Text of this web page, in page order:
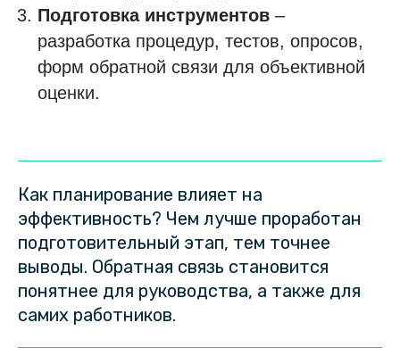
Подготовка инструментов –
разработка процедур, тестов, опросов,
форм обратной связи для объективной
оценки.
Как планирование влияет на
эффективность? Чем лучше проработан
подготовительный этап, тем точнее
выводы. Обратная связь становится
понятнее для руководства, а также для
самих работников.